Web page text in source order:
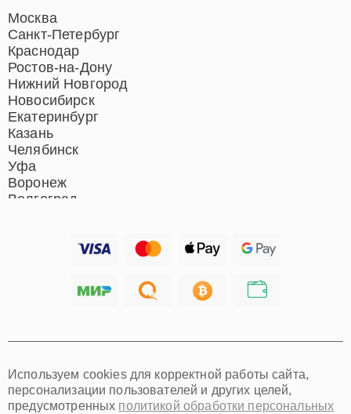
Москва
Санкт-Петербург
Краснодар
Ростов-на-Дону
Нижний Новгород
Новосибирск
Екатеринбург
Казань
Челябинск
Уфа
Воронеж
Волгоград
Хабаровск
Омск
Красноярск
Используем cookies для корректной работы сайта,
персонализации пользователей и других целей,
предусмотренных политикой обработки персональных